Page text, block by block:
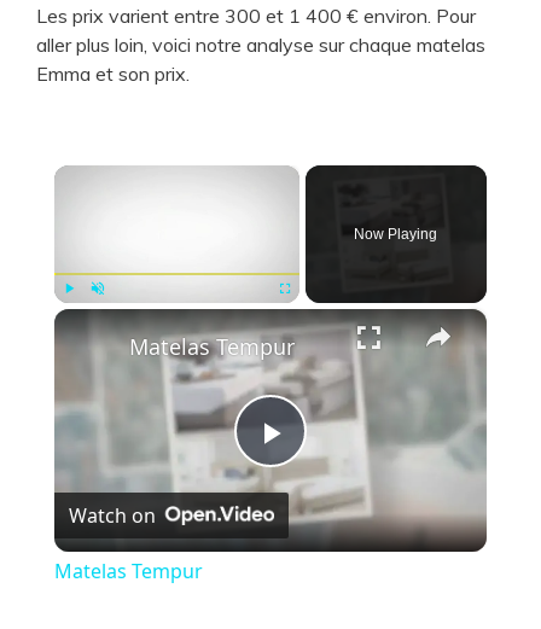
Les prix varient entre 300 et 1 400 € environ. Pour
aller plus loin, voici notre analyse sur chaque matelas
Emma et son prix.
×
Now Playing
×
P
l
Matelas Tempur
Watch on
Matelas Tempur